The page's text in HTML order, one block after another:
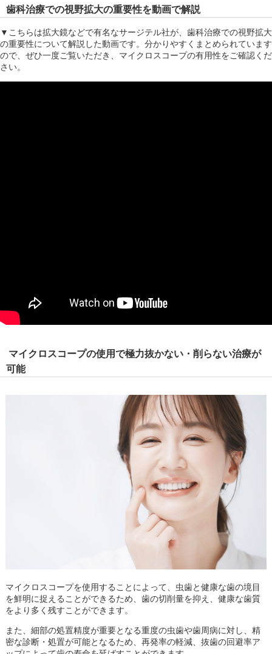
歯科治療での視野拡大の重要性を動画で解説
▼こちらは拡大鏡などで有名なサージテル社が、歯科治療での視野拡大
の重要性について解説した動画です。分かりやすくまとめられています
ので、ぜひ一度ご覧いただき、マイクロスコープの有用性をご確認くだ
さい。
マイクロスコープの使用で極力抜かない・削らない治療が
可能
マイクロスコープを使用することによって、虫歯と健康な歯の境目
を鮮明に捉えることができるため、歯の切削量を抑え、健康な歯質
をより多く残すことができます。
また、細部の処置精度が重要となる重度の虫歯や歯周病に対し、精
密な診断・処置が可能となるため、再発率の軽減、抜歯の回避率ア